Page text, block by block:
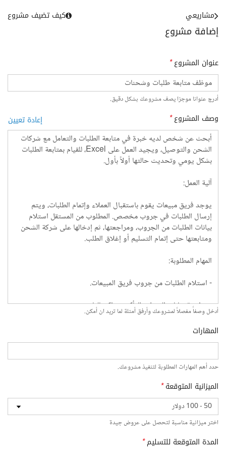
إضافة مشروع
مشاريعي كيف تضيف مشروع
عنوان المشروع*
أدرج عنوانا موجزا يصف مشروعك بشكل دقيق.
وصف المشروع* إعادة تعيين
أدخل وصفاً مفصلاً لمشروعك وأرفق أمثلة لما تريد ان أمكن.
المهارات
حدد أهم المهارات المطلوبة لتنفيذ مشروعك.
الميزانية المتوقعة*
اختر ميزانية مناسبة لتحصل على عروض جيدة
المدة المتوقعة للتسليم*